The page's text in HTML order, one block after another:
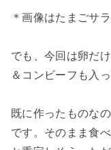
＊画像はたまごサ
でも、今回は卵だ
＆コンビーフも入
既に作ったものな
です。そのまま食